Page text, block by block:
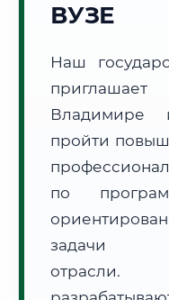
📍 Региональная справка
Почтовые индексы:
Часовой пояс:
Формат учебы:
🗺️ Зона обслуживания: г.
ВУЗЕ
Наш
Владимире
пройти
по
задачи
отрасли.